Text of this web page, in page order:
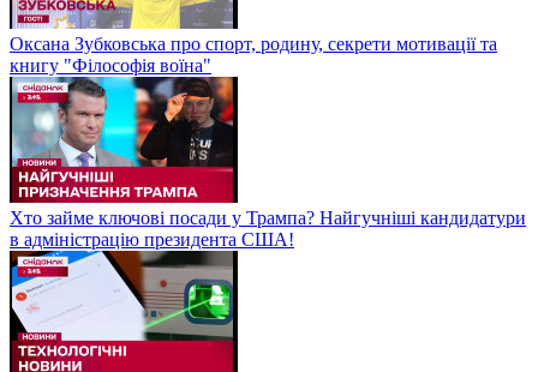
Оксана Зубковська про спорт, родину, секрети мотивації та
книгу "Філософія воїна"
Хто займе ключові посади у Трампа? Найгучніші кандидатури
в адміністрацію президента США!